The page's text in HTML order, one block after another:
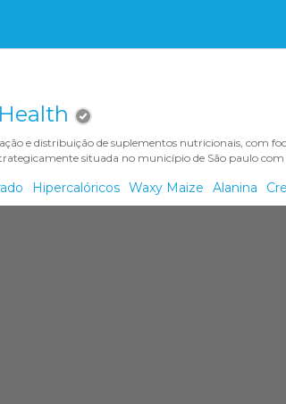
e distribuição de suplementos nutricionais, com
situada no município de São paulo com
Hipercalóricos Waxy Maize Alanina